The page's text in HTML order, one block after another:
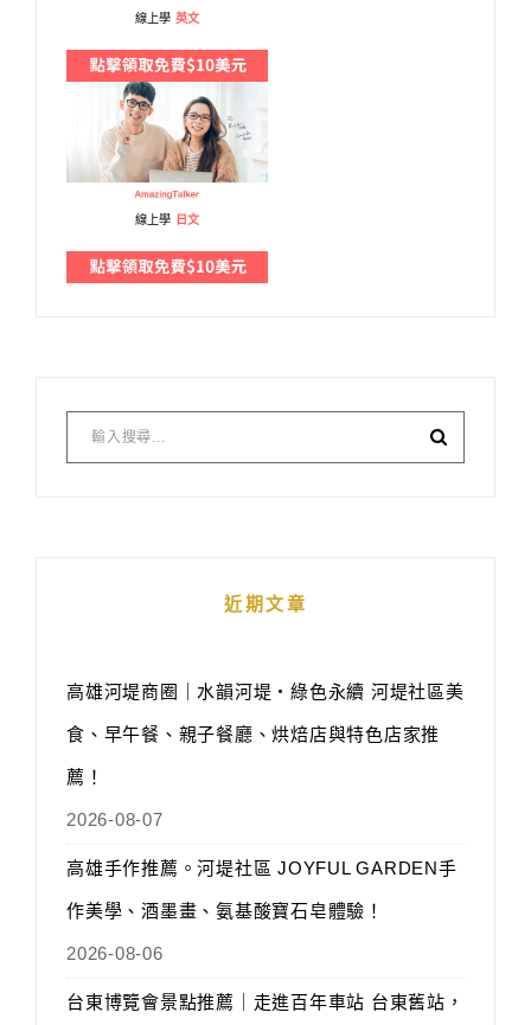
線上學 英文
線上學 日文
近期文章
高雄河堤商圈｜水韻河堤‧綠色永續 河堤社區美
食、早午餐、親子餐廳、烘焙店與特色店家推
薦！
2026-08-07
高雄手作推薦。河堤社區 JOYFUL GARDEN手
作美學、酒墨畫、氨基酸寶石皂體驗！
2026-08-06
台東博覽會景點推薦｜走進百年車站 台東舊站，